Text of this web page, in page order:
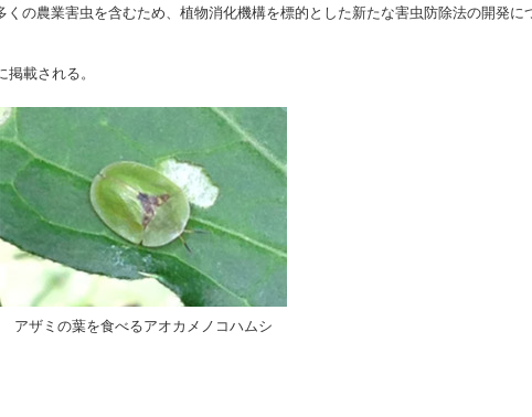
の農業害虫を含むため、植物消化機構を標的とした新たな害虫防除法の開発に
掲載される。
アザミの葉を食べるアオカメノコハムシ